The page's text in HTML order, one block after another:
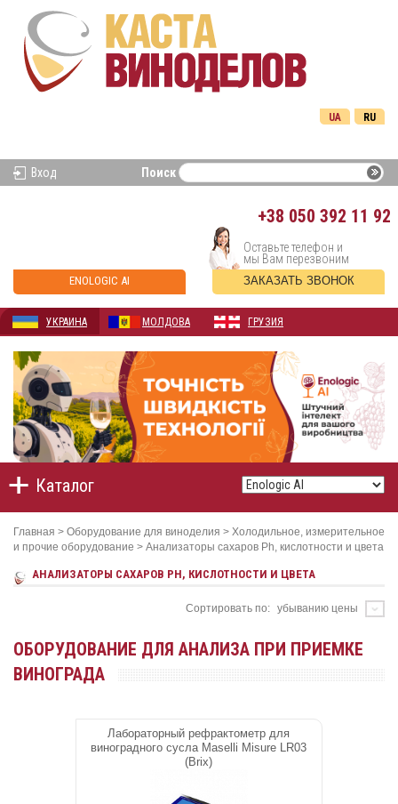
RU
UA
Вход Поиск
+38 050 392 11 92
ENOLOGIC AI
Оставьте телефон и
мы Вам перезвоним
ЗАКАЗАТЬ ЗВОНОК
УКРАИНА МОЛДОВА ГРУЗИЯ
Каталог
Главная > Оборудование для виноделия > Холодильное, измерительное
и прочие оборудование > Анализаторы сахаров Ph, кислотности и цвета
АНАЛИЗАТОРЫ САХАРОВ PH, КИСЛОТНОСТИ И ЦВЕТА
Сортировать по: убыванию цены
ОБОРУДОВАНИЕ ДЛЯ АНАЛИЗА ПРИ ПРИЕМКЕ
ВИНОГРАДА
Лабораторный рефрактометр для
виноградного сусла Maselli Misure LR03
(Brix)